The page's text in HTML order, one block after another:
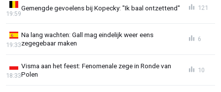
Gemengde gevoelens bij Kopecky: "Ik baal ontzettend"
19:59
121
Na lang wachten: Gall mag eindelijk weer eens
zegegebaar maken
19:33
6
Visma aan het feest: Fenomenale zege in Ronde van
Polen
18:33
10